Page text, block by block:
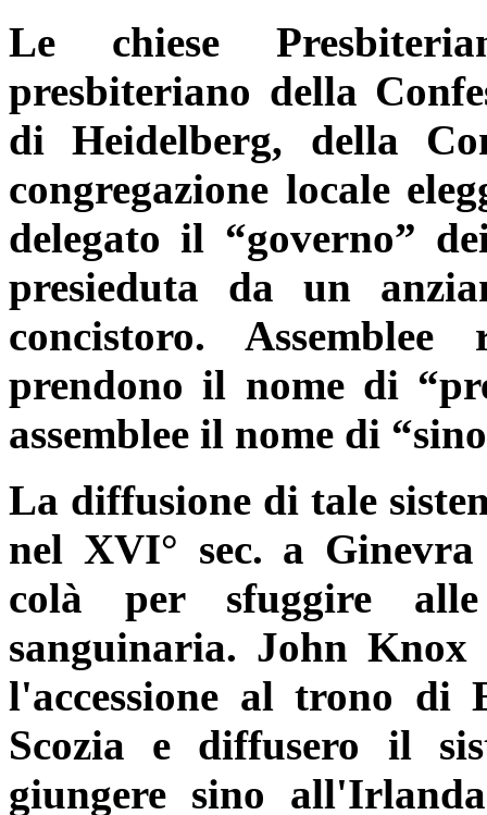
Le chiese
presbiteriano della
di Heidelberg, della
congregazione locale
delegato il “governo”
presieduta da un
concistoro.
prendono il nome di
assemblee il nome di
La diffusione di tale
nel XVI° sec. a
colà per sfuggire
sanguinaria. John
l'accessione al trono di
Scozia e diffusero il
giungere sino